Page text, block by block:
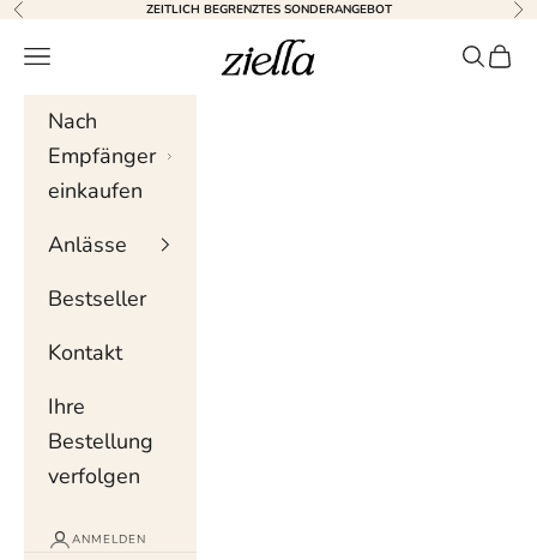
Zum Inhalt springen
Zurück ZEITLICH BEGRENZTES SONDERANGEBOT
Ziella
Navigationsmenü Suche
Nach
Empfänger
einkaufen
Anlässe
Bestseller
Kontakt
Ihre
Bestellung
verfolgen
ANMELDEN